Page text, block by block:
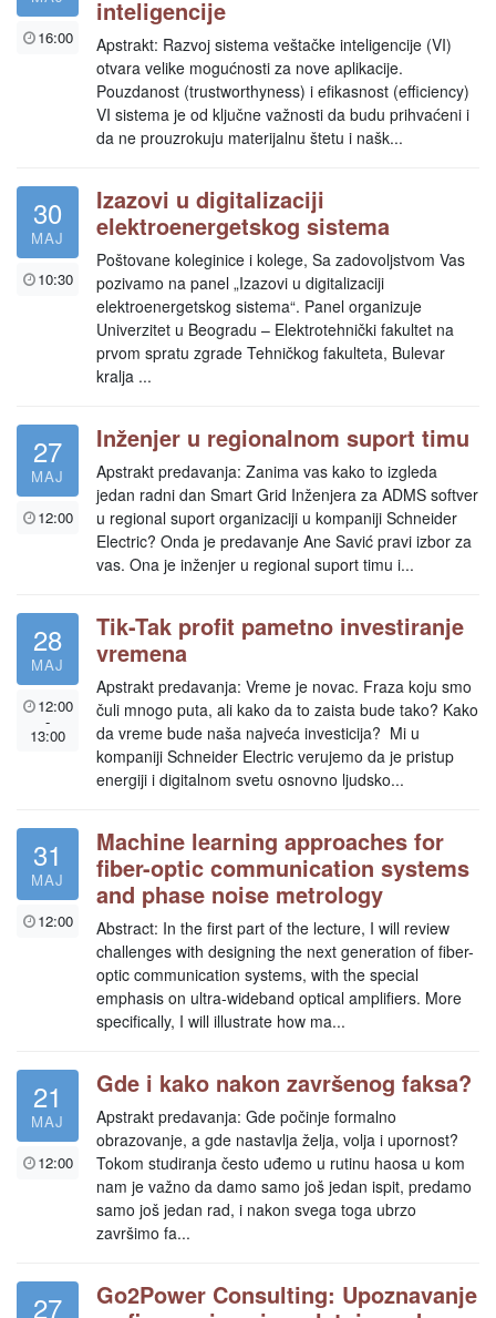
16:00
inteligencije
Apstrakt: Razvoj sistema veštačke inteligencije (VI)
otvara velike mogućnosti za nove aplikacije.
Pouzdanost (trustworthyness) i efikasnost (efficiency)
VI sistema je od ključne važnosti da budu prihvaćeni i
da ne prouzrokuju materijalnu štetu i našk...
30
MAJ
10:30
Izazovi u digitalizaciji
elektroenergetskog sistema
Poštovane koleginice i kolege, Sa zadovoljstvom Vas
pozivamo na panel „Izazovi u digitalizaciji
elektroenergetskog sistema“. Panel organizuje
Univerzitet u Beogradu – Elektrotehnički fakultet na
prvom spratu zgrade Tehničkog fakulteta, Bulevar
kralja ...
27
MAJ
12:00
Inženjer u regionalnom suport timu
Apstrakt predavanja: Zanima vas kako to izgleda
jedan radni dan Smart Grid Inženjera za ADMS softver
u regional suport organizaciji u kompaniji Schneider
Electric? Onda je predavanje Ane Savić pravi izbor za
vas. Ona je inženjer u regional suport timu i...
28
MAJ
12:00
-
13:00
Tik-Tak profit pametno investiranje
vremena
Apstrakt predavanja: Vreme je novac. Fraza koju smo
čuli mnogo puta, ali kako da to zaista bude tako? Kako
da vreme bude naša najveća investicija? Mi u
kompaniji Schneider Electric verujemo da je pristup
energiji i digitalnom svetu osnovno ljudsko...
31
MAJ
12:00
Machine learning approaches for
fiber-optic communication systems
and phase noise metrology
Abstract: In the first part of the lecture, I will review
challenges with designing the next generation of fiber-
optic communication systems, with the special
emphasis on ultra-wideband optical amplifiers. More
specifically, I will illustrate how ma...
21
MAJ
12:00
Gde i kako nakon završenog faksa?
Apstrakt predavanja: Gde počinje formalno
obrazovanje, a gde nastavlja želja, volja i upornost?
Tokom studiranja često uđemo u rutinu haosa u kom
nam je važno da damo samo još jedan ispit, predamo
samo još jedan rad, i nakon svega toga ubrzo
završimo fa...
27
Go2Power Consulting: Upoznavanje